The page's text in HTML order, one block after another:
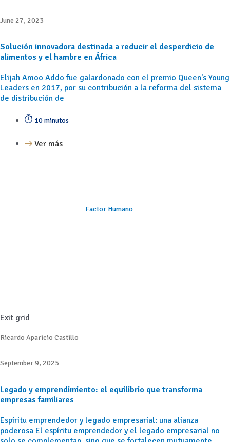
June 27, 2023
Solución innovadora destinada a reducir el desperdicio de
alimentos y el hambre en África
Elijah Amoo Addo fue galardonado con el premio Queen's Young
Leaders en 2017, por su contribución a la reforma del sistema
de distribución de
10 minutos
Ver más
Factor Humano
Exit grid
Ricardo Aparicio Castillo
September 9, 2025
Legado y emprendimiento: el equilibrio que transforma
empresas familiares
Espíritu emprendedor y legado empresarial: una alianza
poderosa El espíritu emprendedor y el legado empresarial no